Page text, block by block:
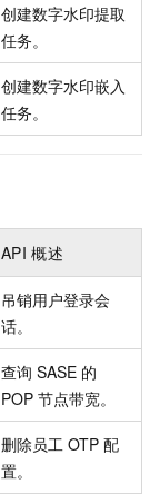
创建数字水印提取
任务。
创建数字水印嵌入
任务。
API 概述
吊销用户登录会
话。
查询 SASE 的
POP 节点带宽。
删除员工 OTP 配
置。